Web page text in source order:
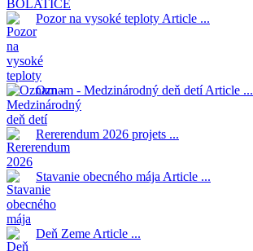
Pozor na vysoké teploty Article ...
Oznam - Medzinárodný deň detíArticle ...
Rererendum 2026 projets ...
Stavanie obecného mája Article ...
Deň Zeme Article ...